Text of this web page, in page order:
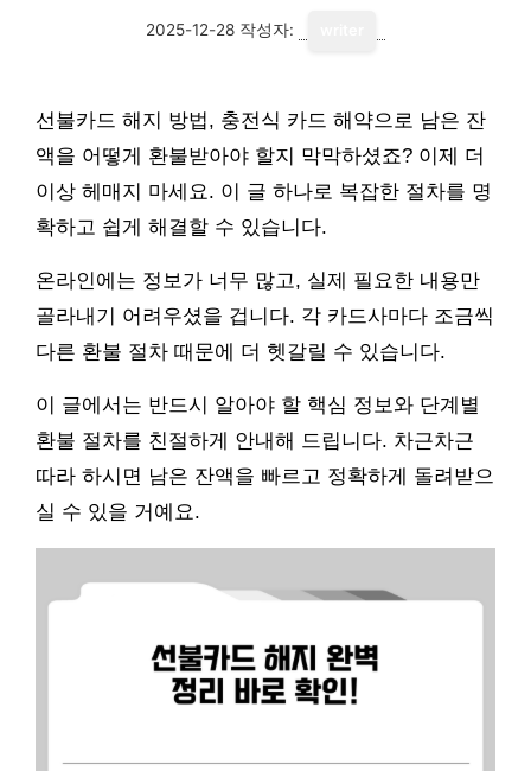
2025-12-28 작성자:
선불카드 해지 방법, 충전식 카드 해약으로 남은 잔
액을 어떻게 환불받아야 할지 막막하셨죠? 이제 더
이상 헤매지 마세요. 이 글 하나로 복잡한 절차를 명
확하고 쉽게 해결할 수 있습니다.
온라인에는 정보가 너무 많고, 실제 필요한 내용만
골라내기 어려우셨을 겁니다. 각 카드사마다 조금씩
다른 환불 절차 때문에 더 헷갈릴 수 있습니다.
이 글에서는 반드시 알아야 할 핵심 정보와 단계별
환불 절차를 친절하게 안내해 드립니다. 차근차근
따라 하시면 남은 잔액을 빠르고 정확하게 돌려받으
실 수 있을 거예요.